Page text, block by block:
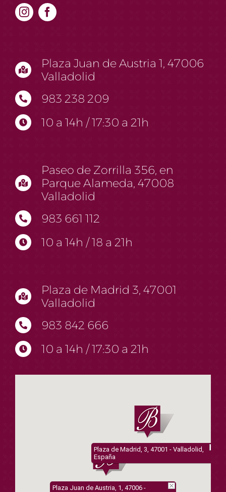
Plaza Juan de Austria 1, 47006
Valladolid
983 238 209
10 a 14h / 17:30 a 21h
Paseo de Zorrilla 356, en
Parque Alameda, 47008
Valladolid
983 661 112
10 a 14h / 18 a 21h
Plaza de Madrid 3, 47001
Valladolid
983 842 666
10 a 14h / 17:30 a 21h
Plaza Juan de Austria, 1, 47006 -
Plaza de Madrid, 3, 47001 - Valladolid,
España